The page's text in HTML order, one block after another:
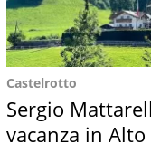
Castelrotto
Sergio
vacanza in Alto